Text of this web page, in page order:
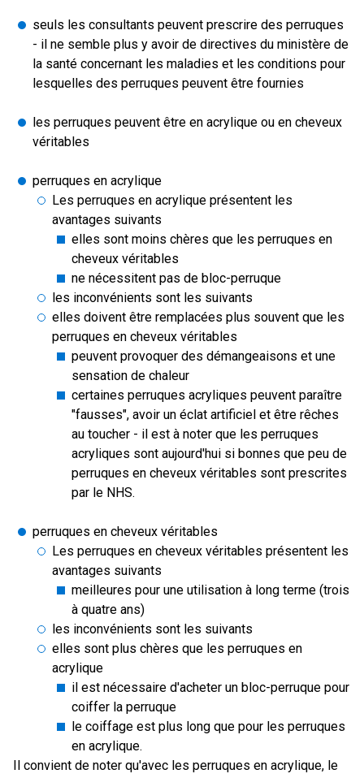
seuls les consultants peuvent prescrire des perruques
- il ne semble plus y avoir de directives du ministère de
la santé concernant les maladies et les conditions pour
lesquelles des perruques peuvent être fournies
les perruques peuvent être en acrylique ou en cheveux
véritables
perruques en acrylique
Les perruques en acrylique présentent les
avantages suivants
elles sont moins chères que les perruques en
cheveux véritables
ne nécessitent pas de bloc-perruque
les inconvénients sont les suivants
elles doivent être remplacées plus souvent que les
perruques en cheveux véritables
peuvent provoquer des démangeaisons et une
sensation de chaleur
certaines perruques acryliques peuvent paraître
"fausses", avoir un éclat artificiel et être rêches
au toucher - il est à noter que les perruques
acryliques sont aujourd'hui si bonnes que peu de
perruques en cheveux véritables sont prescrites
par le NHS.
perruques en cheveux véritables
Les perruques en cheveux véritables présentent les
avantages suivants
meilleures pour une utilisation à long terme (trois
à quatre ans)
les inconvénients sont les suivants
elles sont plus chères que les perruques en
acrylique
il est nécessaire d'acheter un bloc-perruque pour
coiffer la perruque
le coiffage est plus long que pour les perruques
en acrylique.
Il convient de noter qu'avec les perruques en acrylique, le